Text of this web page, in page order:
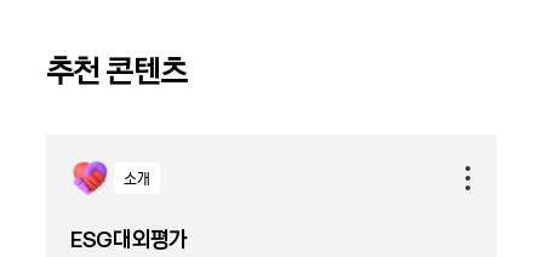
추천 콘텐츠
소개
ESG대외평가